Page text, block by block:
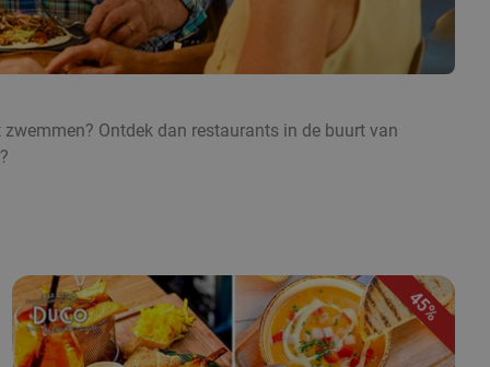
Ontdek dan restaurants in de buurt van
45%